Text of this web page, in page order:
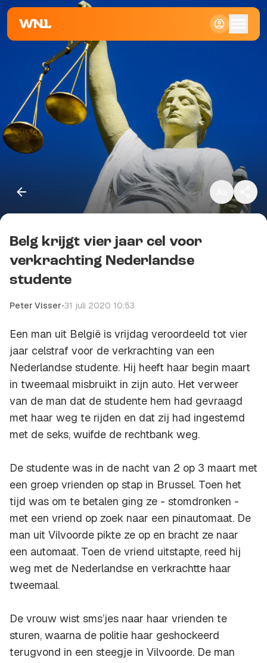
Klein
Standaard
Groot
Kopieer link
Belg krijgt vier jaar cel voor
verkrachting Nederlandse
studente
Peter Visser•31 juli 2020 10:53
Een man uit België is vrijdag veroordeeld tot vier
jaar celstraf voor de verkrachting van een
Nederlandse studente. Hij heeft haar begin maart
in tweemaal misbruikt in zijn auto. Het verweer
van de man dat de studente hem had gevraagd
met haar weg te rijden en dat zij had ingestemd
met de seks, wuifde de rechtbank weg.
De studente was in de nacht van 2 op 3 maart met
een groep vrienden op stap in Brussel. Toen het
tijd was om te betalen ging ze - stomdronken -
met een vriend op zoek naar een pinautomaat. De
man uit Vilvoorde pikte ze op en bracht ze naar
een automaat. Toen de vriend uitstapte, reed hij
weg met de Nederlandse en verkrachtte haar
tweemaal.
De vrouw wist sms’jes naar haar vrienden te
sturen, waarna de politie haar geshockeerd
terugvond in een steegje in Vilvoorde. De man